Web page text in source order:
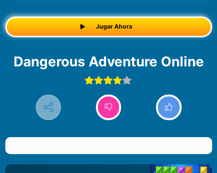
Jugar Ahora
Dangerous Adventure Online